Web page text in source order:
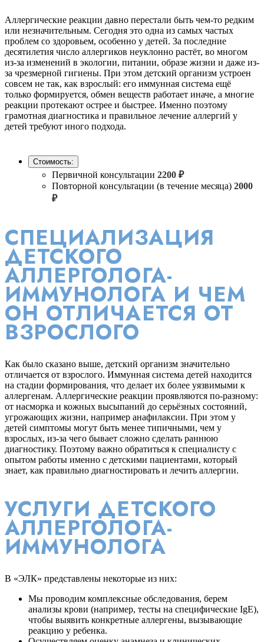
Аллергические реакции давно перестали быть чем-то редким
или незначительным. Сегодня это одна из самых частых
проблем со здоровьем, особенно у детей. За последние
десятилетия число аллергиков неуклонно растёт, во многом
из-за изменений в экологии, питании, образе жизни и даже из-
за чрезмерной гигиены. При этом детский организм устроен
совсем не так, как взрослый: его иммунная система ещё
только формируется, обмен веществ работает иначе, а многие
реакции протекают острее и быстрее. Именно поэтому
грамотная диагностика и правильное лечение аллергий у
детей требуют иного подхода.
Стоимость:
Первичной консультации 2200 ₽
Повторной консультации (в течение месяца) 2000
₽
СПЕЦИАЛИЗАЦИЯ
ДЕТСКОГО
АЛЛЕРГОЛОГА-
ИММУНОЛОГА И ЧЕМ
ОН ОТЛИЧАЕТСЯ ОТ
ВЗРОСЛОГО
Как было сказано выше, детский организм значительно
отличается от взрослого. Иммунная система детей находится
на стадии формирования, что делает их более уязвимыми к
аллергенам. Аллергические реакции проявляются по-разному:
от насморка и кожных высыпаний до серьёзных состояний,
угрожающих жизни, например анафилаксии. При этом у
детей симптомы могут быть менее типичными, чем у
взрослых, из-за чего бывает сложно сделать раннюю
диагностику. Поэтому важно обратиться к специалисту с
опытом работы именно с детскими пациентами, который
знает, как правильно диагностировать и лечить аллергии.
УСЛУГИ ДЕТСКОГО
АЛЛЕРГОЛОГА-
ИММУНОЛОГА
В «ЭЛК» представлены некоторые из них:
Мы проводим комплексные обследования, берем
анализы крови (например, тесты на специфические IgE),
чтобы выявить конкретные аллергены, вызывающие
реакцию у ребенка.